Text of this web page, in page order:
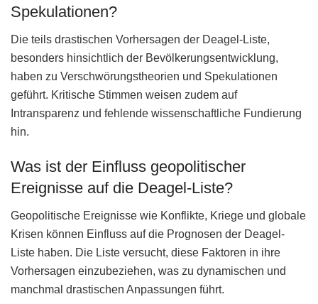
Spekulationen?
Die teils drastischen Vorhersagen der Deagel-Liste,
besonders hinsichtlich der Bevölkerungsentwicklung,
haben zu Verschwörungstheorien und Spekulationen
geführt. Kritische Stimmen weisen zudem auf
Intransparenz und fehlende wissenschaftliche Fundierung
hin.
Was ist der Einfluss geopolitischer
Ereignisse auf die Deagel-Liste?
Geopolitische Ereignisse wie Konflikte, Kriege und globale
Krisen können Einfluss auf die Prognosen der Deagel-
Liste haben. Die Liste versucht, diese Faktoren in ihre
Vorhersagen einzubeziehen, was zu dynamischen und
manchmal drastischen Anpassungen führt.